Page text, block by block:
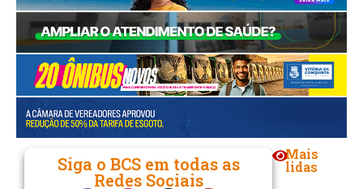
Siga o BCS em todas as
Redes Sociais
Mais
lidas